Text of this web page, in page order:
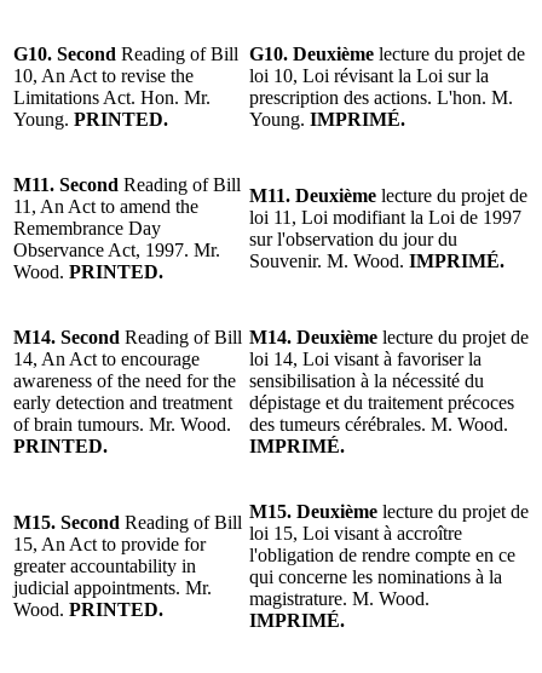
G10. Second Reading of Bill
10, An Act to revise the
Limitations Act. Hon. Mr.
Young. PRINTED.
G10. Deuxième lecture du projet de
loi 10, Loi révisant la Loi sur la
prescription des actions. L'hon. M.
Young. IMPRIMÉ.
M11. Second Reading of Bill
11, An Act to amend the
Remembrance Day
Observance Act, 1997. Mr.
Wood. PRINTED.
M11. Deuxième lecture du projet de
loi 11, Loi modifiant la Loi de 1997
sur l'observation du jour du
Souvenir. M. Wood. IMPRIMÉ.
M14. Second Reading of Bill
14, An Act to encourage
awareness of the need for the
early detection and treatment
of brain tumours. Mr. Wood.
PRINTED.
M14. Deuxième lecture du projet de
loi 14, Loi visant à favoriser la
sensibilisation à la nécessité du
dépistage et du traitement précoces
des tumeurs cérébrales. M. Wood.
IMPRIMÉ.
M15. Second Reading of Bill
15, An Act to provide for
greater accountability in
judicial appointments. Mr.
Wood. PRINTED.
M15. Deuxième lecture du projet de
loi 15, Loi visant à accroître
l'obligation de rendre compte en ce
qui concerne les nominations à la
magistrature. M. Wood.
IMPRIMÉ.